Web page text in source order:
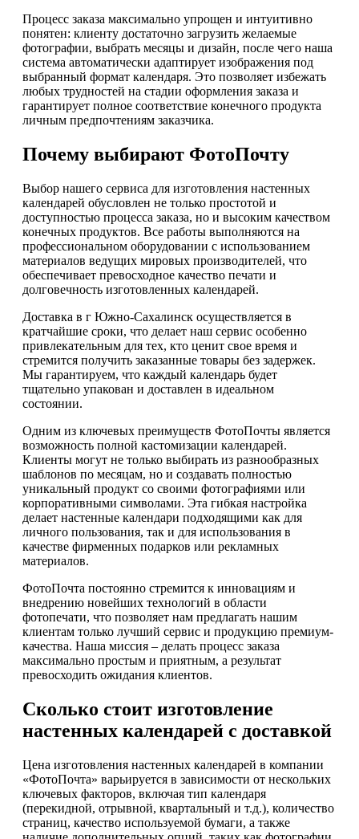
Процесс заказа максимально упрощен и интуитивно
понятен: клиенту достаточно загрузить желаемые
фотографии, выбрать месяцы и дизайн, после чего наша
система автоматически адаптирует изображения под
выбранный формат календаря. Это позволяет избежать
любых трудностей на стадии оформления заказа и
гарантирует полное соответствие конечного продукта
личным предпочтениям заказчика.
Почему выбирают ФотоПочту
Выбор нашего сервиса для изготовления настенных
календарей обусловлен не только простотой и
доступностью процесса заказа, но и высоким качеством
конечных продуктов. Все работы выполняются на
профессиональном оборудовании с использованием
материалов ведущих мировых производителей, что
обеспечивает превосходное качество печати и
долговечность изготовленных календарей.
Доставка в г Южно-Сахалинск осуществляется в
кратчайшие сроки, что делает наш сервис особенно
привлекательным для тех, кто ценит свое время и
стремится получить заказанные товары без задержек.
Мы гарантируем, что каждый календарь будет
тщательно упакован и доставлен в идеальном
состоянии.
Одним из ключевых преимуществ ФотоПочты является
возможность полной кастомизации календарей.
Клиенты могут не только выбирать из разнообразных
шаблонов по месяцам, но и создавать полностью
уникальный продукт со своими фотографиями или
корпоративными символами. Эта гибкая настройка
делает настенные календари подходящими как для
личного пользования, так и для использования в
качестве фирменных подарков или рекламных
материалов.
ФотоПочта постоянно стремится к инновациям и
внедрению новейших технологий в области
фотопечати, что позволяет нам предлагать нашим
клиентам только лучший сервис и продукцию премиум-
качества. Наша миссия – делать процесс заказа
максимально простым и приятным, а результат
превосходить ожидания клиентов.
Сколько стоит изготовление
настенных календарей с доставкой
Цена изготовления настенных календарей в компании
«ФотоПочта» варьируется в зависимости от нескольких
ключевых факторов, включая тип календаря
(перекидной, отрывной, квартальный и т.д.), количество
страниц, качество используемой бумаги, а также